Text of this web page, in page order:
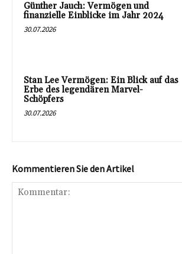
Günther Jauch: Vermögen und
finanzielle Einblicke im Jahr 2024
30.07.2026
Stan Lee Vermögen: Ein Blick auf das
Erbe des legendären Marvel-
Schöpfers
30.07.2026
Kommentieren Sie den Artikel